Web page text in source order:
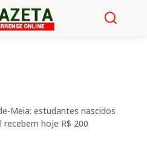
Meia: estudantes nascidos
recebem hoje R$ 200